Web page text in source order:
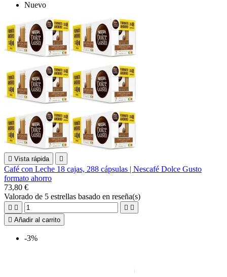
Nuevo
 Vista rápida 
Café con Leche 18 cajas, 288 cápsulas | Nescafé Dolce Gusto
formato ahorro
73,80 €
Valorado de 5 estrellas basado en reseña(s)
   
 Añadir al carrito
-3%